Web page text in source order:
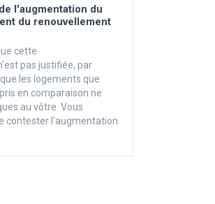
l'augmentation du
du renouvellement
cette
pas justifiée, par
les logements que
en comparaison ne
au vôtre. Vous
contester l'augmentation